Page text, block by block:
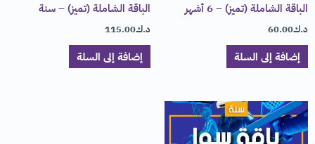
الباقة الشاملة (تميز) – 6 أشهر
د.ك60.00
إضافة إلى السلة
الباقة الشاملة (تميز) – سنة
د.ك115.00
إضافة إلى السلة